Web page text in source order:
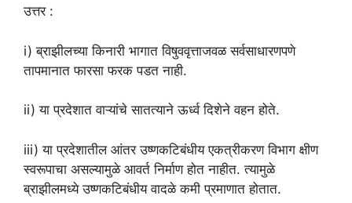
उत्तर :
i) ब्राझीलच्या किनारी भागात विषुववृत्ताजवळ सर्वसाधारणपणे
तापमानात फारसा फरक पडत नाही.
ii) या प्रदेशात वाऱ्यांचे सातत्याने ऊर्ध्व दिशेने वहन होते.
iii) या प्रदेशातील आंतर उष्णकटिबंधीय एकत्रीकरण विभाग क्षीण
स्वरूपाचा असल्यामुळे आवर्त निर्माण होत नाहीत. त्यामुळे
ब्राझीलमध्ये उष्णकटिबंधीय वादळे कमी प्रमाणात होतात.